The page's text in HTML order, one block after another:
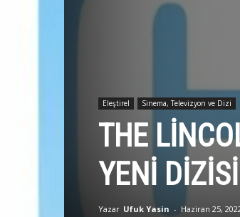
Eleştirel Sinema, Televizyon ve Dizi
THE
YENI
Yazar Ufuk Yasin - Haziran 25,